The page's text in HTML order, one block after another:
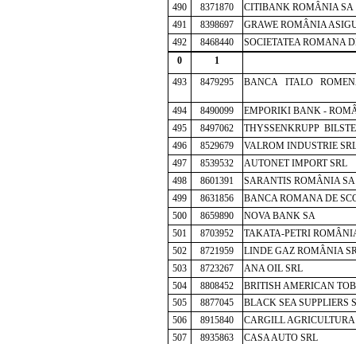
490
8371870
CITIBANK ROMÂNIA SA
491
8398697
GRAWE ROMÂNIA
492
8468440
SOCIETATEA ROMANA
0
1
493
8479295 BANCA ITALO
494 8490099
EMPORIKI BANK -
495
8497062
THYSSENKRUPP
496
8529679
VALROM INDUSTRIE
497
8539532
AUTONET IMPORT SRL
498
8601391
SARANTIS ROMÂNIA SA
499
8631856
BANCA ROMANA DE
500
8659890
NOVA BANK SA
501
8703952
TAKATA-PETRI
502
8721959
LINDE GAZ ROMÂNIA
503
8723267
ANA OIL SRL
504
8808452
BRITISH AMERICAN
505
8877045
BLACK SEA SUPPLIERS
506
8915840
CARGILL AGRICULTURA
507
8935863
CASA AUTO SRL